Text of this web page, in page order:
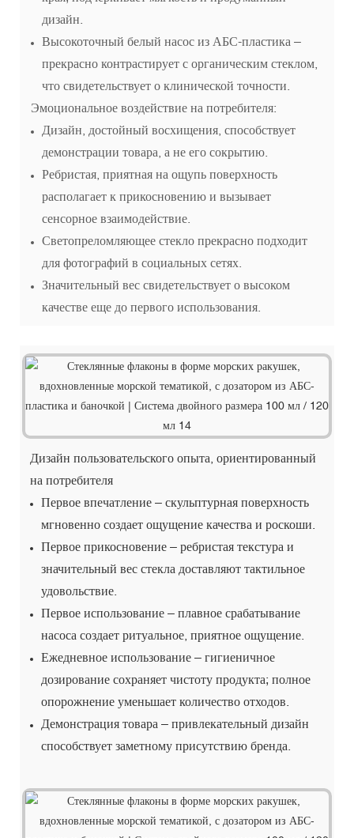
дизайн.
Высокоточный белый насос из АБС-пластика –
прекрасно контрастирует с органическим стеклом,
что свидетельствует о клинической точности.
Эмоциональное воздействие на потребителя:
Дизайн, достойный восхищения, способствует
демонстрации товара, а не его сокрытию.
Ребристая, приятная на ощупь поверхность
располагает к прикосновению и вызывает
сенсорное взаимодействие.
Светопреломляющее стекло прекрасно подходит
для фотографий в социальных сетях.
Значительный вес свидетельствует о высоком
качестве еще до первого использования.
Дизайн пользовательского опыта, ориентированный
на потребителя
Первое впечатление – скульптурная поверхность
мгновенно создает ощущение качества и роскоши.
Первое прикосновение – ребристая текстура и
значительный вес стекла доставляют тактильное
удовольствие.
Первое использование – плавное срабатывание
насоса создает ритуальное, приятное ощущение.
Ежедневное использование – гигиеничное
дозирование сохраняет чистоту продукта; полное
опорожнение уменьшает количество отходов.
Демонстрация товара – привлекательный дизайн
способствует заметному присутствию бренда.